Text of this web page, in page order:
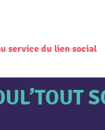
service du lien social